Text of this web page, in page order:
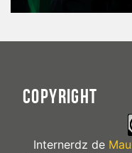
COPYRIGHT
Internerdz de